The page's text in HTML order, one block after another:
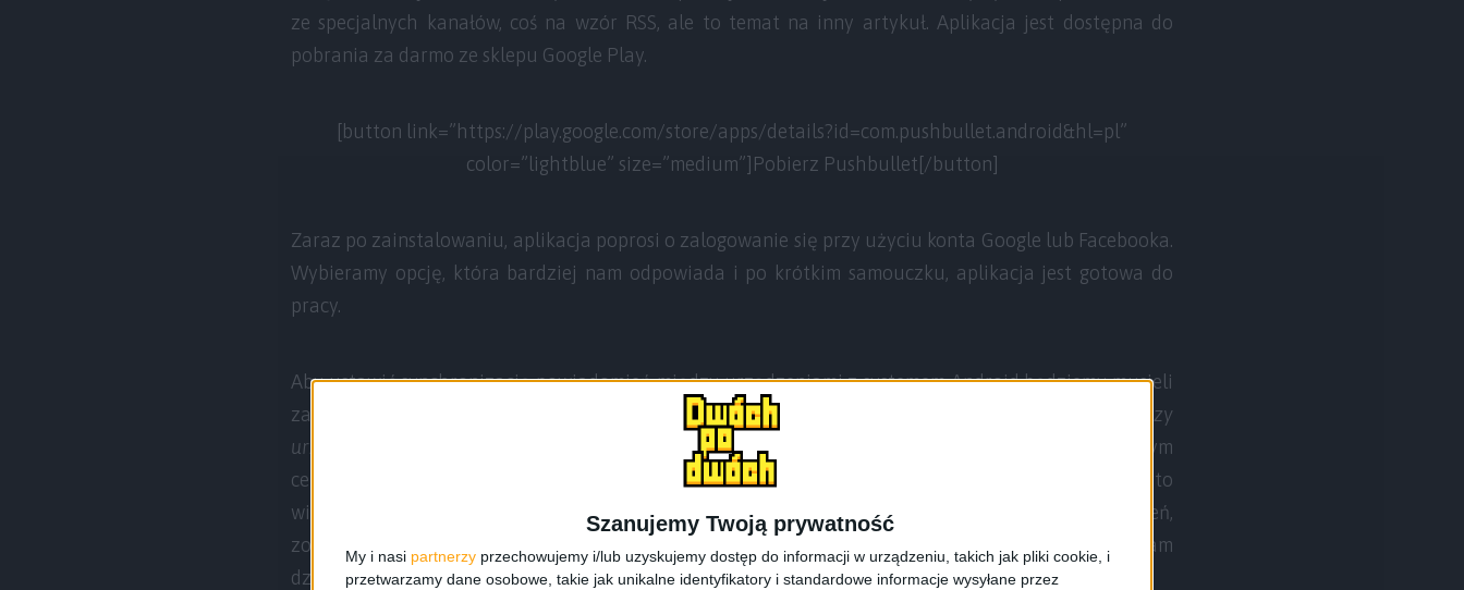
Szanujemy Twoją prywatność
My i nasi partnerzy przechowujemy i/lub uzyskujemy dostęp do informacji w urządzeniu, takich jak pliki cookie, i
przetwarzamy dane osobowe, takie jak unikalne identyfikatory i standardowe informacje wysyłane przez
ze specjalnych kanałów, coś na wzór RSS, ale to temat na inny artykuł. Aplikacja jest dostępna do
pobrania za darmo ze sklepu Google Play.
[button link=”https://play.google.com/store/apps/details?id=com.pushbullet.android&hl=pl”
color=”lightblue” size=”medium”]Pobierz Pushbullet[/button]
Zaraz po zainstalowaniu, aplikacja poprosi o zalogowanie się przy użyciu konta Google lub Facebooka.
Wybieramy opcję, która bardziej nam odpowiada i po krótkim samouczku, aplikacja jest gotowa do
pracy.
Aby ustawić synchronizację powiadomień między urządzeniami z systemem Android będziemy musieli
zajrzeć do ustawień aplikacji, a następnie zaznaczyć opcję „
Synchronizacja powiadomień między
urządzeniami z Androidem
„. Zostaniemy poproszeni o zezwolenia na dostęp do powiadomień, w tym
celu po prostu zaznaczamy aplikację Pushbullet na liście i wracamy na poprzedni ekran Warto
wiedzieć, że w przypadku systemu Android 4.3 lub starszego zamiast o dostęp do powiadomień,
zostaniemy poproszeni o uruchomienie nowej usługi. Oczywiście robimy to, jeśli chcemy by program
działał.